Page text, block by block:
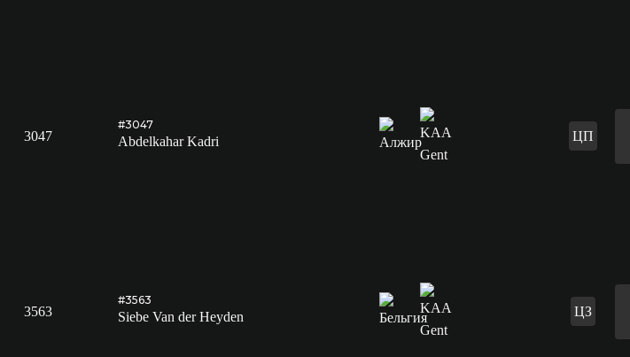
3047
#3047
Abdelkahar Kadri ЦП
3563
#3563
Siebe Van der Heyden ЦЗ